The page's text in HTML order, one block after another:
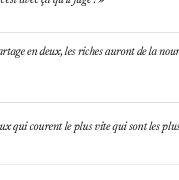
en deux, les riches auront de la
qui courent le plus vite qui sont les